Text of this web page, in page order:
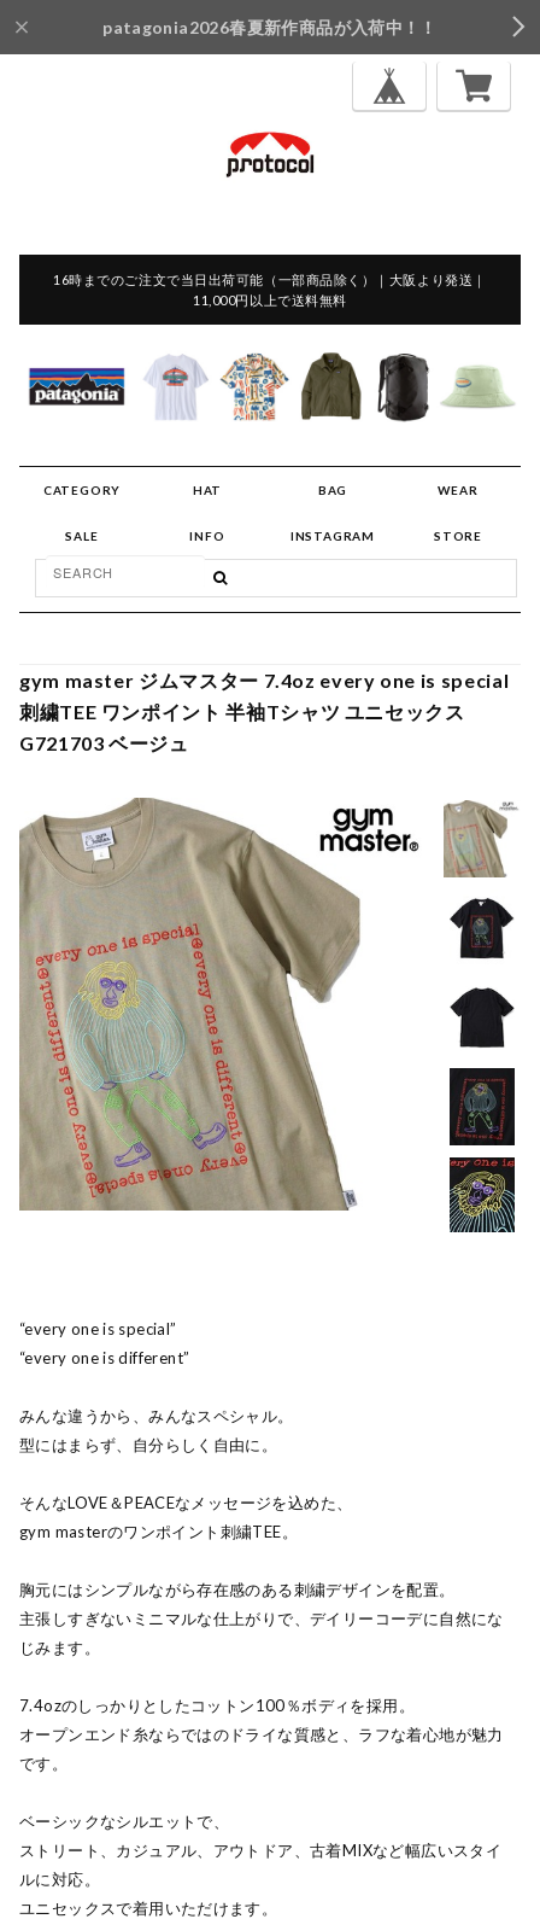
patagonia2026春夏新作商品が入荷中！！
16時までのご注文で当日出荷可能（一部商品除く）｜大阪より発送｜
11,000円以上で送料無料
CATEGORY HAT BAG WEAR
SALE INFO INSTAGRAM STORE
gym master ジムマスター 7.4oz every one is special
刺繍TEE ワンポイント 半袖Tシャツ ユニセックス
G721703 ベージュ
“every one is special”
“every one is different”
みんな違うから、みんなスペシャル。
型にはまらず、自分らしく自由に。
そんなLOVE＆PEACEなメッセージを込めた、
gym masterのワンポイント刺繍TEE。
胸元にはシンプルながら存在感のある刺繍デザインを配置。
主張しすぎないミニマルな仕上がりで、デイリーコーデに自然にな
じみます。
7.4ozのしっかりとしたコットン100％ボディを採用。
オープンエンド糸ならではのドライな質感と、ラフな着心地が魅力
です。
ベーシックなシルエットで、
ストリート、カジュアル、アウトドア、古着MIXなど幅広いスタイ
ルに対応。
ユニセックスで着用いただけます。